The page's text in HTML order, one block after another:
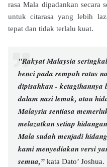
rasa Mala dipadankan secara
untuk citarasa yang lebih
tepat dan tidak terlalu kuat.
"Rakyat Malaysia
benci pada rempah ratus
dipisahkan - ketagihannya
dalam nasi lemak, atau
Malaysia sentiasa
melazatkan setiap
Mala sudah menjadi
kami menyediakan versi
semua,” kata Dato’ Joshua.